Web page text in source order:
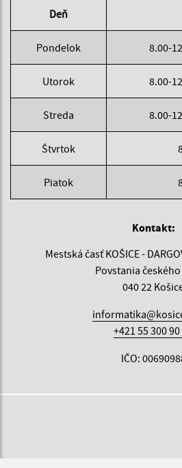
Deň
Pondelok 8.00-
Utorok 8.00-
Streda 8.00-
Štvrtok
Piatok
Kontakt:
Mestská časť KOŠICE -
Povstania
040 22
+421 55 300 90
IČO: